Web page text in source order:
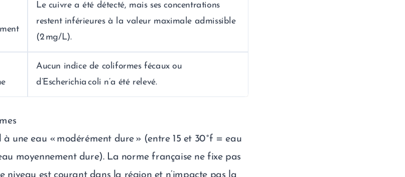
Le cuivre a été détecté, mais ses concentrations
restent inférieures à la valeur maximale admissible
(2 mg/L).
Aucun indice de coliformes fécaux ou
d’Escherichia coli n’a été relevé.
à une eau « modérément dure » (entre 15 et 30 °f = eau
moyennement dure). La norme française ne fixe pas
niveau est courant dans la région et n’impacte pas la